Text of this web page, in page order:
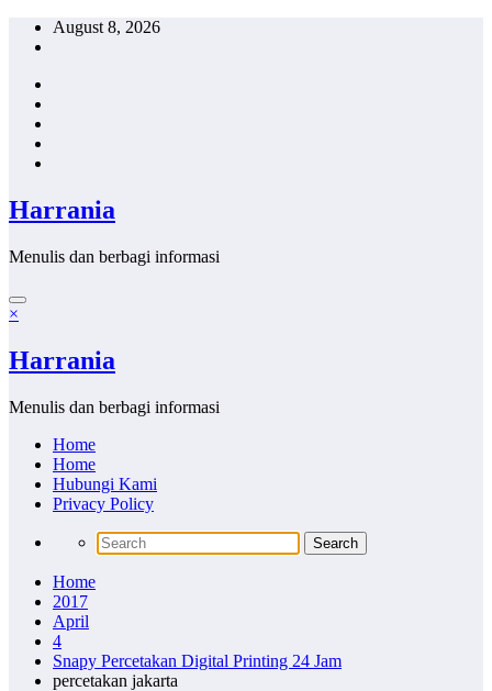
Skip
August 8, 2026
Harrania
Menulis dan berbagi informasi
×
Harrania
Menulis dan berbagi informasi
Home
Home
Hubungi Kami
Privacy Policy
Home
2017
April
4
Snapy Percetakan Digital Printing 24 Jam
percetakan jakarta